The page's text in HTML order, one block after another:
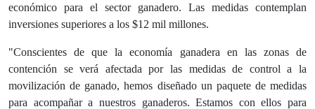
económico para el sector ganadero. Las medidas contemplan
inversiones superiores a los $12 mil millones.
"Conscientes de que la economía ganadera en las zonas de
contención se verá afectada por las medidas de control a la
movilización de ganado, hemos diseñado un paquete de medidas
para acompañar a nuestros ganaderos. Estamos con ellos para